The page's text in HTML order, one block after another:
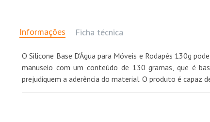
Informações Ficha técnica
O Silicone Base D'Água para Móveis e Rodapés 130g
manuseio com um conteúdo de 130 gramas, que é
prejudiquem a aderência do material. O produto é capaz